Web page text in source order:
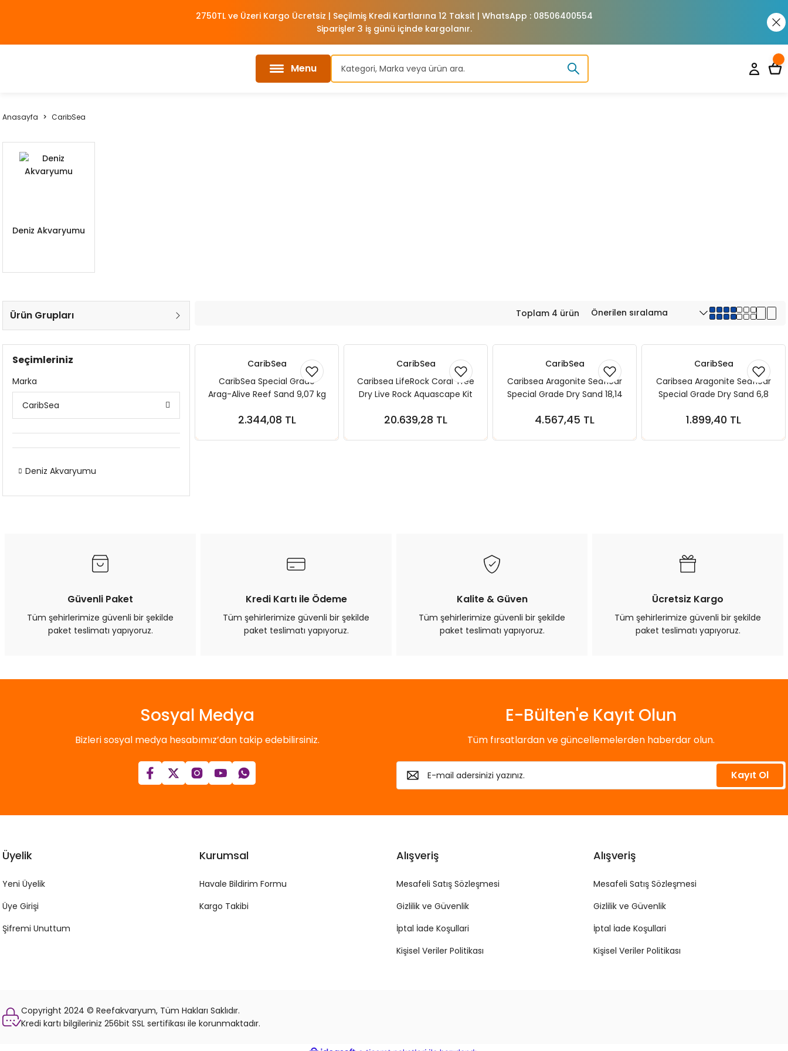
2750TL ve Üzeri Kargo Ücretsiz | Seçilmiş Kredi Kartlarına 12 Taksit | WhatsApp : 08506400554
Siparişler 3 iş günü içinde kargolanır.
Menu
Anasayfa CaribSea
Deniz Akvaryumu
Ürün Grupları
Seçimleriniz
Marka
CaribSea
Deniz Akvaryumu
Toplam 4 ürün
CaribSea
CaribSea Special Grade
Arag-Alive Reef Sand 9,07 kg
2.344,08 TL
Sepete Ekle
CaribSea
Caribsea LifeRock Coral Tree
Dry Live Rock Aquascape Kit
20.639,28 TL
Sepete Ekle
CaribSea
Caribsea Aragonite Seafloar
Special Grade Dry Sand 18,14
4.567,45 TL
Sepete Ekle
CaribSea
Caribsea Aragonite Seafloar
Special Grade Dry Sand 6,8
1.899,40 TL
Sepete Ekle
Güvenli Paket
Tüm şehirlerimize güvenli bir şekilde
paket teslimatı yapıyoruz.
Kredi Kartı ile Ödeme
Tüm şehirlerimize güvenli bir şekilde
paket teslimatı yapıyoruz.
Kalite & Güven
Tüm şehirlerimize güvenli bir şekilde
paket teslimatı yapıyoruz.
Ücretsiz Kargo
Tüm şehirlerimize güvenli bir şekilde
paket teslimatı yapıyoruz.
Sosyal Medya
Bizleri sosyal medya hesabımız’dan takip edebilirsiniz.
E-Bülten'e Kayıt Olun
Tüm fırsatlardan ve güncellemelerden haberdar olun.
Kayıt Ol
Üyelik
Yeni Üyelik
Üye Girişi
Şifremi Unuttum
Kurumsal
Havale Bildirim Formu
Kargo Takibi
Alışveriş
Mesafeli Satış Sözleşmesi
Gizlilik ve Güvenlik
İptal İade Koşullari
Kişisel Veriler Politikası
Alışveriş
Mesafeli Satış Sözleşmesi
Gizlilik ve Güvenlik
İptal İade Koşullari
Kişisel Veriler Politikası
Copyright 2024 © Reefakvaryum, Tüm Hakları Saklıdır.
Kredi kartı bilgileriniz 256bit SSL sertifikası ile korunmaktadır.